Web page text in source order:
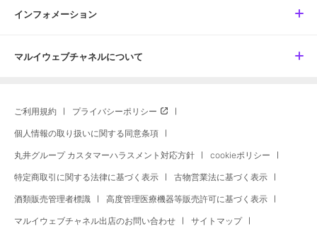
インフォメーション
マルイウェブチャネルについて
ご利用規約 プライバシーポリシー
個人情報の取り扱いに関する同意条項
丸井グループ カスタマーハラスメント対応方針 cookieポリシー
特定商取引に関する法律に基づく表示 古物営業法に基づく表示
酒類販売管理者標識 高度管理医療機器等販売許可に基づく表示
マルイウェブチャネル出店のお問い合わせ サイトマップ